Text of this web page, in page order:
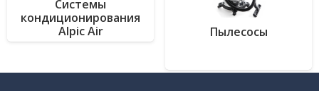
Системы
кондиционирования
Alpic Air
Пылесосы